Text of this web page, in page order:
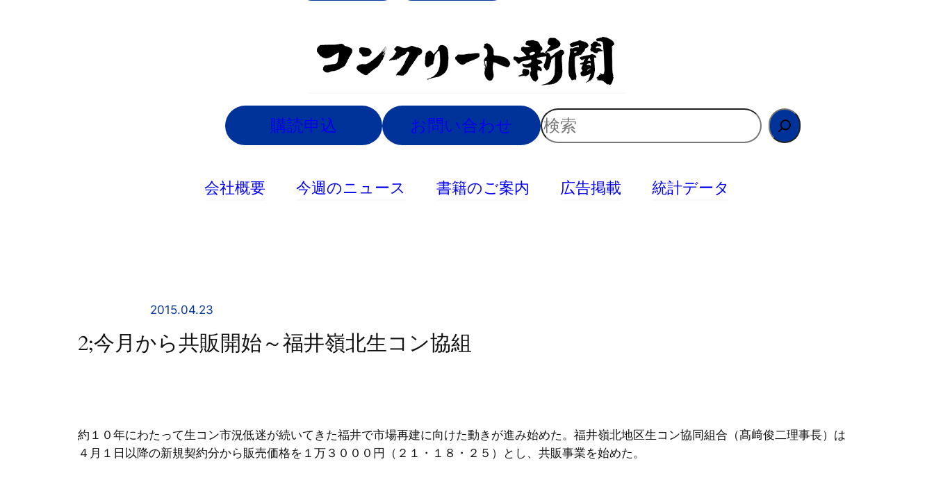
購読申込 お問い合わせ
検
索
会社概要 今週のニュース 書籍のご案内 広告掲載 統計データ
2015.04.23
2;今月から共販開始～福井嶺北生コン協組
約１０年にわたって生コン市況低迷が続いてきた福井で市場再建に向けた動きが進み始めた。福井嶺北地区生コン協同組合（髙﨑俊二理事長）は
４月１日以降の新規契約分から販売価格を１万３０００円（２１・１８・２５）とし、共販事業を始めた。